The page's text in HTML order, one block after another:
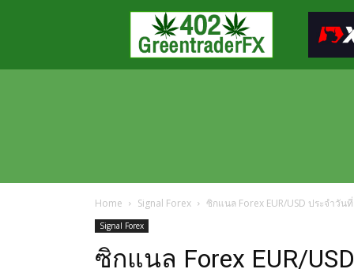
Greentraderfx
ความ
FOREX
Home Signal Forex ซิกแนล Forex EUR/USD ประจำวั
Signal Forex
ซิกแนล Forex EUR/